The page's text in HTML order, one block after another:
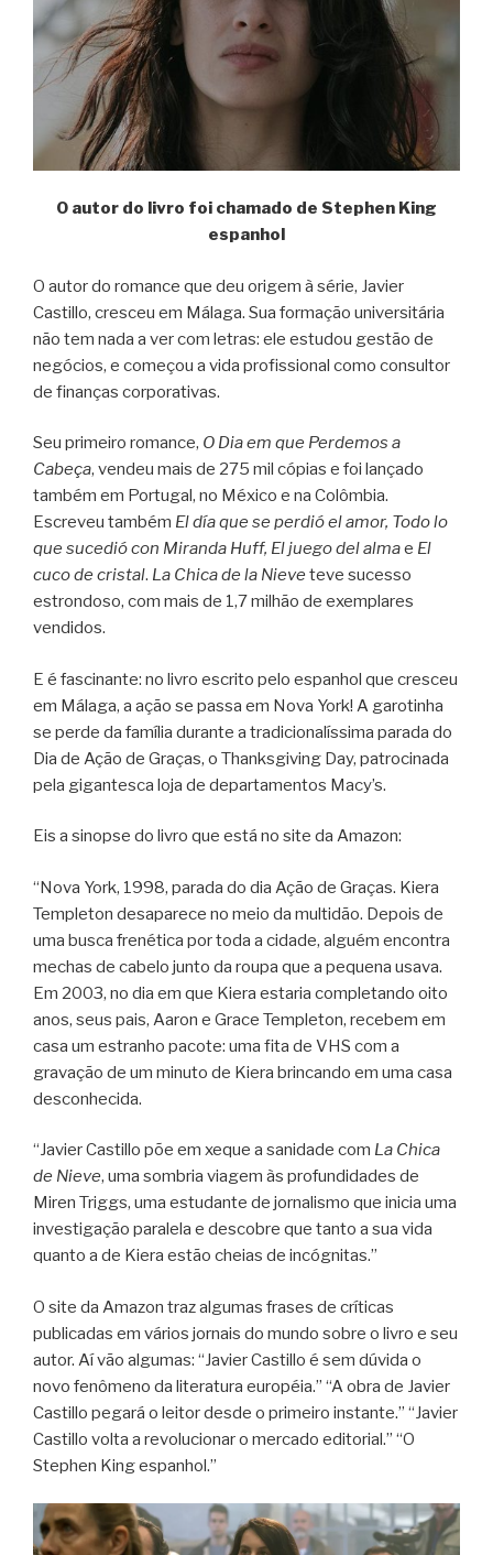
O autor do livro foi chamado de Stephen King
espanhol
O autor do romance que deu origem à série, Javier
Castillo, cresceu em Málaga. Sua formação universitária
não tem nada a ver com letras: ele estudou gestão de
negócios, e começou a vida profissional como consultor
de finanças corporativas.
Seu primeiro romance, O Dia em que Perdemos a
Cabeça, vendeu mais de 275 mil cópias e foi lançado
também em Portugal, no México e na Colômbia.
Escreveu também El día que se perdió el amor, Todo lo
que sucedió con Miranda Huff, El juego del almae El
cuco de cristal. La Chica de la Nieve teve sucesso
estrondoso, com mais de 1,7 milhão de exemplares
vendidos.
E é fascinante: no livro escrito pelo espanhol que cresceu
em Málaga, a ação se passa em Nova York! A garotinha
se perde da família durante a tradicionalíssima parada do
Dia de Ação de Graças, o Thanksgiving Day, patrocinada
pela gigantesca loja de departamentos Macy’s.
Eis a sinopse do livro que está no site da Amazon:
“Nova York, 1998, parada do dia Ação de Graças. Kiera
Templeton desaparece no meio da multidão. Depois de
uma busca frenética por toda a cidade, alguém encontra
mechas de cabelo junto da roupa que a pequena usava.
Em 2003, no dia em que Kiera estaria completando oito
anos, seus pais, Aaron e Grace Templeton, recebem em
casa um estranho pacote: uma fita de VHS com a
gravação de um minuto de Kiera brincando em uma casa
desconhecida.
“Javier Castillo põe em xeque a sanidade com La Chica
de Nieve, uma sombria viagem às profundidades de
Miren Triggs, uma estudante de jornalismo que inicia uma
investigação paralela e descobre que tanto a sua vida
quanto a de Kiera estão cheias de incógnitas.”
O site da Amazon traz algumas frases de críticas
publicadas em vários jornais do mundo sobre o livro e seu
autor. Aí vão algumas: “Javier Castillo é sem dúvida o
novo fenômeno da literatura européia.” “A obra de Javier
Castillo pegará o leitor desde o primeiro instante.” “Javier
Castillo volta a revolucionar o mercado editorial.” “O
Stephen King espanhol.”